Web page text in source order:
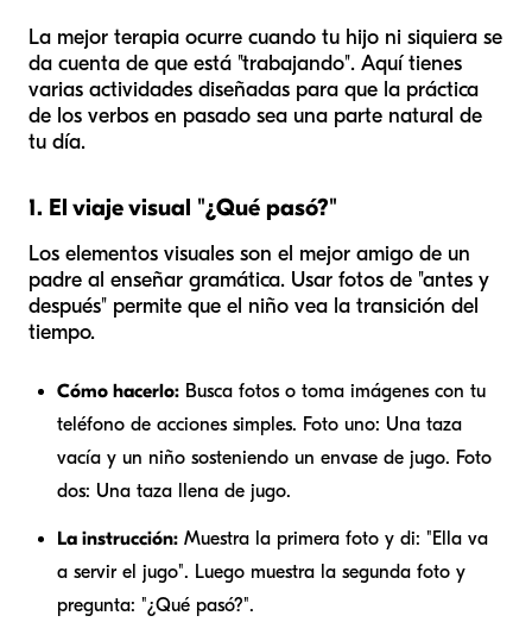
La mejor terapia ocurre cuando tu hijo ni siquiera se
da cuenta de que está "trabajando". Aquí tienes
varias actividades diseñadas para que la práctica
de los verbos en pasado sea una parte natural de
tu día.
1. El viaje visual "¿Qué pasó?"
Los elementos visuales son el mejor amigo de un
padre al enseñar gramática. Usar fotos de "antes y
después" permite que el niño vea la transición del
tiempo.
Cómo hacerlo: Busca fotos o toma imágenes con tu
teléfono de acciones simples. Foto uno: Una taza
vacía y un niño sosteniendo un envase de jugo. Foto
dos: Una taza llena de jugo.
La instrucción: Muestra la primera foto y di: "Ella va
a servir el jugo". Luego muestra la segunda foto y
pregunta: "¿Qué pasó?".